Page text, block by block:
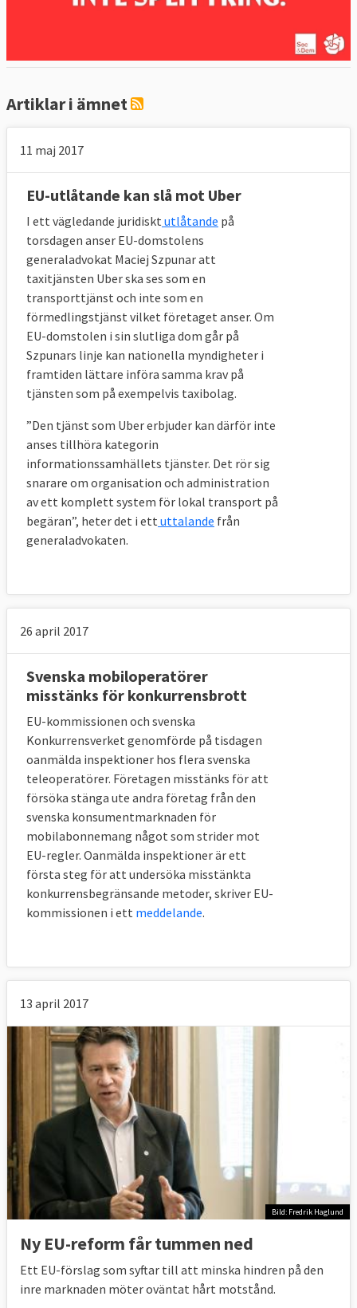
Artiklar i ämnet
11 maj 2017
EU-utlåtande kan slå mot Uber
I ett vägledande juridiskt utlåtande på
torsdagen anser EU-domstolens
generaladvokat Maciej Szpunar att
taxitjänsten Uber ska ses som en
transporttjänst och inte som en
förmedlingstjänst vilket företaget anser. Om
EU-domstolen i sin slutliga dom går på
Szpunars linje kan nationella myndigheter i
framtiden lättare införa samma krav på
tjänsten som på exempelvis taxibolag.
”Den tjänst som Uber erbjuder kan därför inte
anses tillhöra kategorin
informationssamhällets tjänster. Det rör sig
snarare om organisation och administration
av ett komplett system för lokal transport på
begäran”, heter det i ett uttalande från
generaladvokaten.
26 april 2017
Svenska mobiloperatörer
misstänks för konkurrensbrott
EU-kommissionen och svenska
Konkurrensverket genomförde på tisdagen
oanmälda inspektioner hos flera svenska
teleoperatörer. Företagen misstänks för att
försöka stänga ute andra företag från den
svenska konsumentmarknaden för
mobilabonnemang något som strider mot
EU-regler. Oanmälda inspektioner är ett
första steg för att undersöka misstänkta
konkurrensbegränsande metoder, skriver EU-
kommissionen i ett meddelande.
13 april 2017
Bild: Fredrik Haglund
Ny EU-reform får tummen ned
Ett EU-förslag som syftar till att minska hindren på den
inre marknaden möter oväntat hårt motstånd.